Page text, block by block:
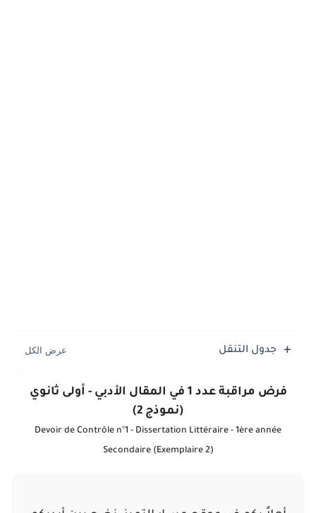
جدول التنقل
فرض مراقبة عدد 1 في المقال الأدبي - أولى ثانوي
(نموذج 2)
Devoir de Contrôle n°1 - Dissertation Littéraire - 1ère année
Secondaire (Exemplaire 2)